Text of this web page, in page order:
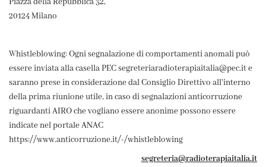
20124 Milano
Whistleblowing: Ogni segnalazione di comportamenti anomali può
essere inviata alla casella PEC segreteriaradioterapiaitalia@pec.it e
saranno prese in considerazione dal Consiglio Direttivo all'interno
della prima riunione utile, in caso di segnalazioni anticorruzione
riguardanti AIRO che vogliano essere anonime possono essere
indicate nel portale ANAC
https://www.anticorruzione.it/-/whistleblowing
segreteria@radioterapiaitalia.it